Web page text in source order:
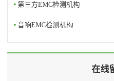
• 第三方EMC检测机构
• 音响EMC检测机构
在线